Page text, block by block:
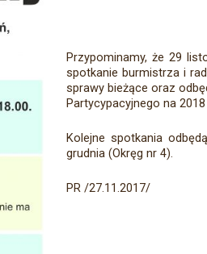
Przypominamy, że 29
spotkanie burmistrza i
sprawy bieżące oraz
Partycypacyjnego na
Kolejne spotkania
grudnia (Okręg nr 4).
PR /27.11.2017/